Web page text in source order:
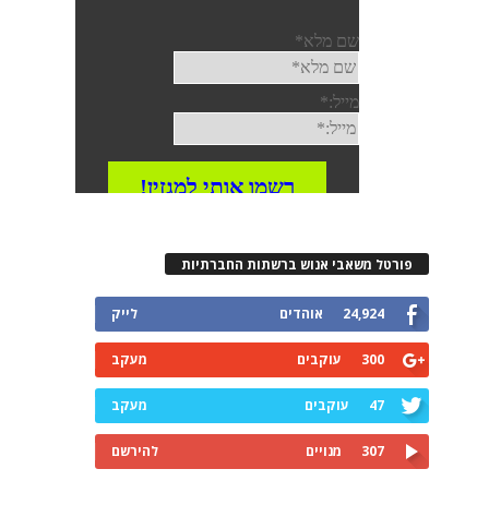
פורטל משאבי אנוש ברשתות החברתיות
24,924 אוהדים לייק
300 עוקבים מעקב
47 עוקבים מעקב
307 מנויים להירשם